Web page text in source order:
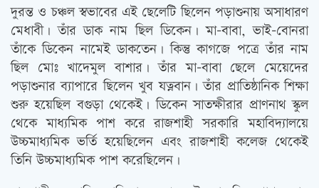
দুরন্ত ও চঞ্চল স্বভাবের এই ছেলেটি ছিলেন পড়াশুনায় অসাধারণ
মেধাবী। তাঁর ডাক নাম ছিল ডিকেন। মা-বাবা, ভাই-বোনরা
তাঁকে ডিকেন নামেই ডাকতেন। কিন্তু কাগজে পত্রে তাঁর নাম
ছিল মোঃ খাদেমুল বাশার। তাঁর মা-বাবা ছেলে মেয়েদের
পড়াশুনার ব্যাপারে ছিলেন খুব যত্নবান। তাঁর প্রাতিষ্ঠানিক শিক্ষা
শুরু হয়েছিল বগুড়া থেকেই। ডিকেন সাতক্ষীরার প্রাণনাথ স্কুল
থেকে মাধ্যমিক পাশ করে রাজশাহী সরকারি মহাবিদ্যালয়ে
উচ্চমাধ্যমিক ভর্তি হয়েছিলেন এবং রাজশাহী কলেজ থেকেই
তিনি উচ্চমাধ্যমিক পাশ করেছিলেন।